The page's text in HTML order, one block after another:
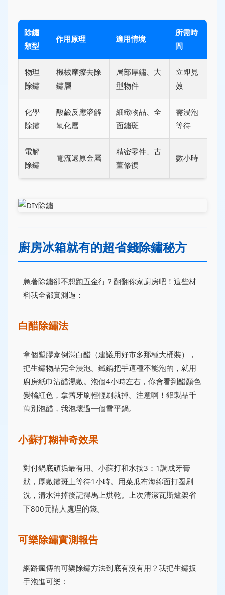
除鏽
類型
作用原理 適用情境
所需時
間
物理
除鏽
機械摩擦去除
鏽層
局部厚鏽、大
型物件
立即見
效
化學
除鏽
酸鹼反應溶解
氧化層
細緻物品、全
面鏽斑
需浸泡
等待
電解
除鏽
電流還原金屬
精密零件、古
董修復
數小時
廚房冰箱就有的超省錢除鏽秘方
急著除鏽卻不想跑五金行？翻翻你家廚房吧！這些材
料我全都實測過：
白醋除鏽法
拿個塑膠盒倒滿白醋（建議用好市多那種大桶裝），
把生鏽物品完全浸泡。鐵鍋把手這種不能泡的，就用
廚房紙巾沾醋濕敷。泡個4小時左右，你會看到醋顏色
變橘紅色，拿舊牙刷輕輕刷就掉。注意啊！鋁製品千
萬別泡醋，我泡壞過一個雪平鍋。
小蘇打糊神奇效果
對付鍋底頑垢最有用。小蘇打和水按3：1調成牙膏
狀，厚敷鏽斑上等待1小時。用菜瓜布海綿面打圈刷
洗，清水沖掉後記得馬上烘乾。上次清潔瓦斯爐架省
下800元請人處理的錢。
可樂除鏽實測報告
網路瘋傳的可樂除鏽方法到底有沒有用？我把生鏽扳
手泡進可樂：